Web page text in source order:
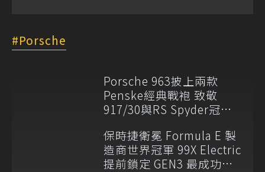
Porsche
Porsche 963披上兩款
Penske經典戰袍 致敬
917/30與RS Spyder冠軍
保時捷衛冕 Formula E 製
造商世界冠軍 99X Electric
提前鎖定 GEN3 最成功賽